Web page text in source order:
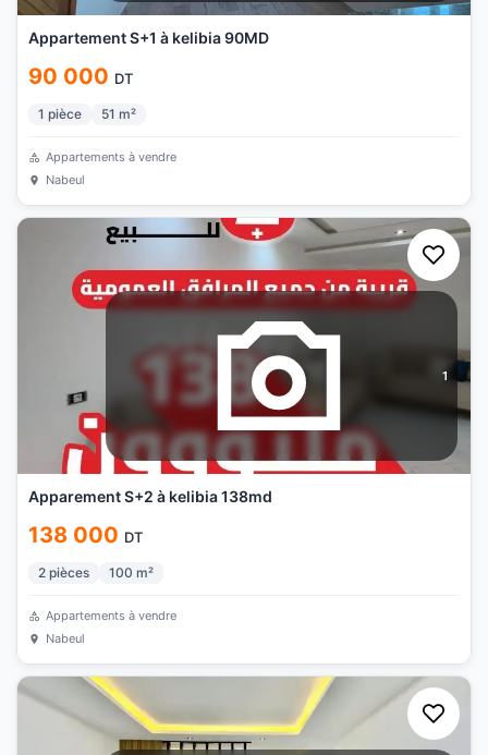
Appartement S+1 à kelibia 90MD
90 000 DT
1 pièce 51 m²
Appartements à vendre
Nabeul
1
Apparement S+2 à kelibia 138md
138 000 DT
2 pièces 100 m²
Appartements à vendre
Nabeul